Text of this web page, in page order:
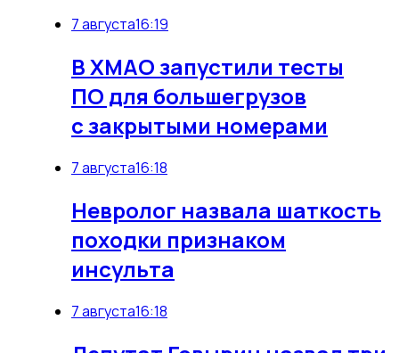
7 августа16:19
В ХМАО запустили тесты
ПО для большегрузов
с закрытыми номерами
7 августа16:18
Невролог назвала шаткость
походки признаком
инсульта
7 августа16:18